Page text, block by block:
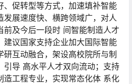
、促转型等方式，加速填补智能
发展速度快、横跨领域广，对人
前及今后一段时 间智能制造人才
建议国家支持企业加大国际智能
互动融合，架设高校院所与制
引导 高水平人才双向流动；支持
造工程专业，实现常态化体 系化